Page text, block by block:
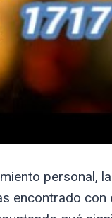
personal,
encontrado